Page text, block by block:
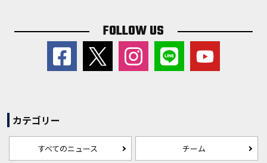
FOLLOW US
カテゴリー
すべてのニュース チーム